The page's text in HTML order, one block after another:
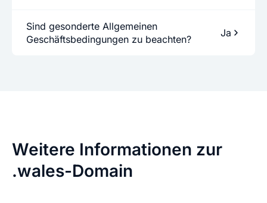
Sind gesonderte Allgemeinen
Geschäftsbedingungen zu beachten?
Ja
Weitere Informationen zur
.wales-Domain